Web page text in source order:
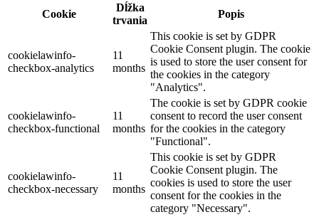
Cookie
Dĺžka
trvania
Popis
cookielawinfo-
checkbox-analytics
11
months
This cookie is set by GDPR
Cookie Consent plugin. The cookie
is used to store the user consent for
the cookies in the category
"Analytics".
cookielawinfo-
checkbox-functional
11
months
The cookie is set by GDPR cookie
consent to record the user consent
for the cookies in the category
"Functional".
cookielawinfo-
checkbox-necessary
11
months
This cookie is set by GDPR
Cookie Consent plugin. The
cookies is used to store the user
consent for the cookies in the
category "Necessary".